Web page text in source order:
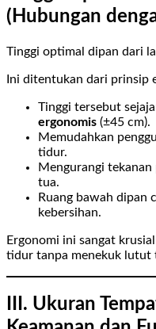
(Hubungan
Tinggi optimal dipan dari
Ini ditentukan dari prinsip
Tinggi tersebut
ergonomis (±45 cm).
Memudahkan
tidur.
Mengurangi
tua.
Ruang bawah dipan
kebersihan.
Ergonomi ini sangat
tidur tanpa menekuk lutut
III. Ukuran